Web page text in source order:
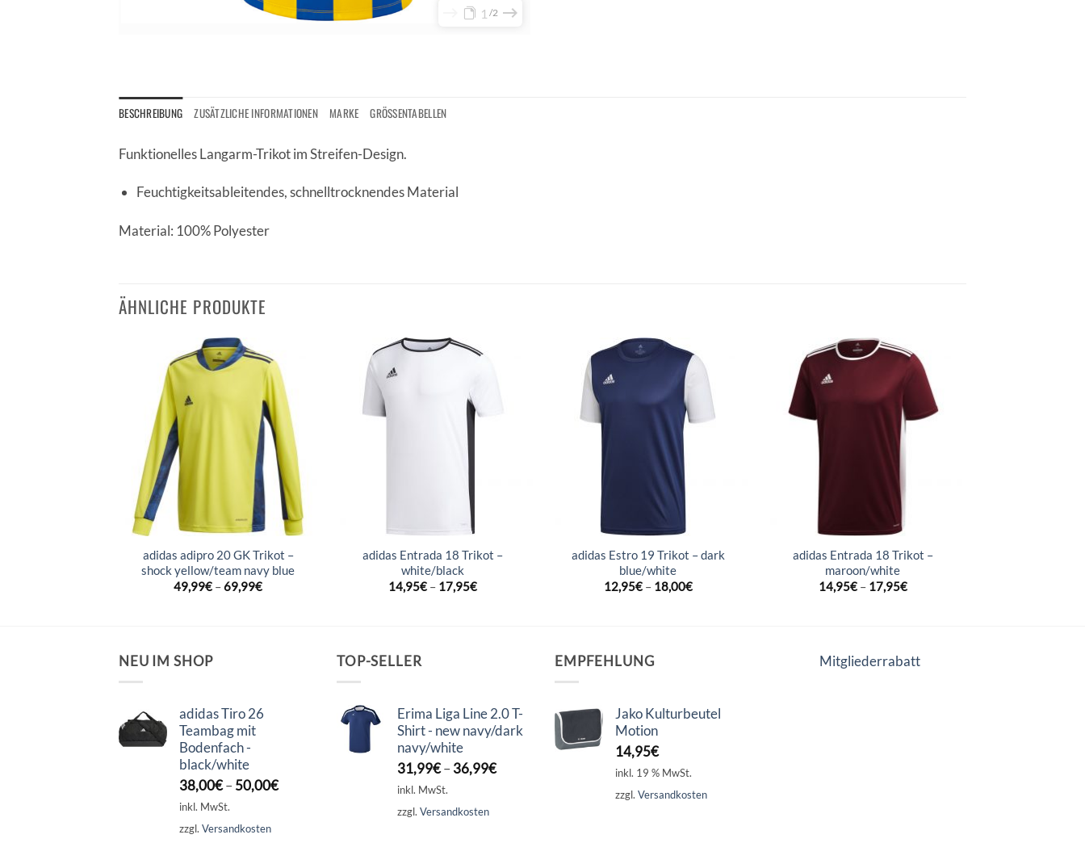
1 2
BESCHREIBUNG ZUSÄTZLICHE INFORMATIONEN MARKE GRÖSSENTABELLEN
Funktionelles Langarm-Trikot im Streifen-Design.
Feuchtigkeitsableitendes, schnelltrocknendes Material
Material: 100% Polyester
ÄHNLICHE PRODUKTE
adidas adipro 20 GK Trikot –
shock yellow/team navy blue
49,99€ –69,99€
adidas Entrada 18 Trikot –
white/black
14,95€ – 17,95€
adidas Estro 19 Trikot – dark
blue/white
12,95€– 18,00€
adidas Entrada 18 Trikot –
maroon/white
14,95€– 17,95€
NEU IM SHOP
adidas Tiro 26
Teambag mit
Bodenfach -
black/white
38,00€– 50,00€
inkl. MwSt.
zzgl. Versandkosten
TOP-SELLER
Erima Liga Line 2.0 T-
Shirt - new navy/dark
navy/white
31,99€– 36,99€
inkl. MwSt.
zzgl. Versandkosten
EMPFEHLUNG
Jako Kulturbeutel
Motion
14,95€
inkl. 19 % MwSt.
zzgl. Versandkosten
Mitgliederrabatt